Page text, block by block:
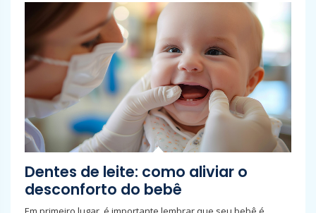
Dentes de leite: como aliviar o
desconforto do bebê